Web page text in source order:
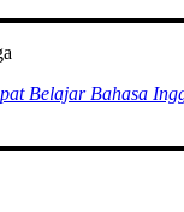
Belajar Bahasa